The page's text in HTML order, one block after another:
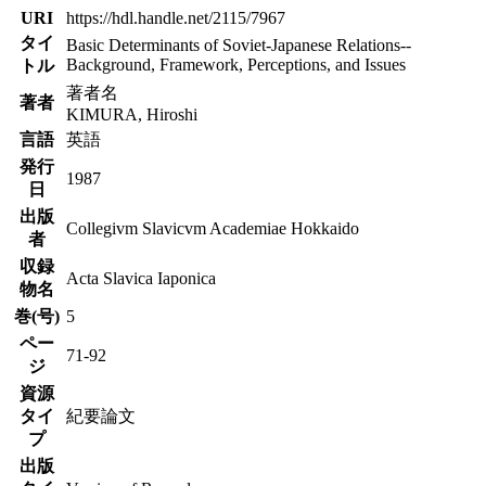
URI
https://hdl.handle.net/2115/7967
タイ
トル
Basic Determinants of Soviet-Japanese Relations--
Background, Framework, Perceptions, and Issues
著者
著者名
KIMURA, Hiroshi
言語
英語
発行
日
1987
出版
者
Collegivm Slavicvm Academiae Hokkaido
収録
物名
Acta Slavica Iaponica
巻(号) 5
ペー
ジ
71-92
資源
タイ
プ
紀要論文
出版